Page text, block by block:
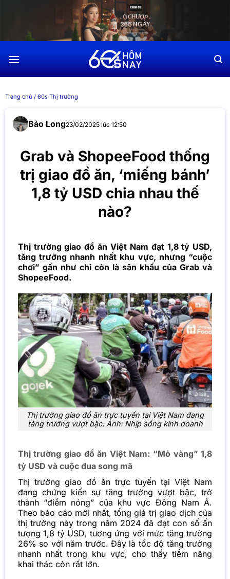
dung
Trang chủ / 60s Thị trường
Bảo Long23/02/2025 lúc 12:50
Grab và ShopeeFood thống
trị giao đồ ăn, ‘miếng bánh’
1,8 tỷ USD chia nhau thế
nào?
Thị trường giao đồ ăn Việt Nam đạt 1,8 tỷ USD,
tăng trưởng nhanh nhất khu vực, nhưng “cuộc
chơi” gần như chỉ còn là sân khấu của Grab và
ShopeeFood.
Thị trường giao đồ ăn trực tuyến tại Việt Nam đang
tăng trưởng vượt bậc. Ảnh: Nhịp sống kinh doanh
Thị trường giao đồ ăn Việt Nam: “Mỏ vàng” 1,8
tỷ USD và cuộc đua song mã
Thị trường giao đồ ăn trực tuyến tại Việt Nam
đang chứng kiến sự tăng trưởng vượt bậc, trở
thành “điểm nóng” của khu vực Đông Nam Á.
Theo báo cáo mới nhất, tổng giá trị giao dịch của
thị trường này trong năm 2024 đã đạt con số ấn
tượng 1,8 tỷ USD, tương ứng với mức tăng trưởng
26% so với năm trước. Đây là tốc độ tăng trưởng
nhanh nhất trong khu vực, cho thấy tiềm năng
khai thác còn rất lớn.